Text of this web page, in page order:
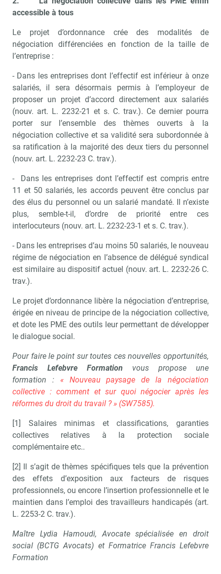
accessible à tous
Le projet d’ordonnance crée des modalités de
négociation différenciées en fonction de la taille de
l’entreprise :
- Dans les entreprises dont l’effectif est inférieur à onze
salariés, il sera désormais permis à l’employeur de
proposer un projet d’accord directement aux salariés
(nouv. art. L. 2232-21 et s. C. trav.). Ce dernier pourra
porter sur l’ensemble des thèmes ouverts à la
négociation collective et sa validité sera subordonnée à
sa ratification à la majorité des deux tiers du personnel
(nouv. art. L. 2232-23 C. trav.).
- Dans les entreprises dont l’effectif est compris entre
11 et 50 salariés, les accords peuvent être conclus par
des élus du personnel ou un salarié mandaté. Il n’existe
plus, semble-t-il, d’ordre de priorité entre ces
interlocuteurs (nouv. art. L. 2232-23-1 et s. C. trav.).
- Dans les entreprises d’au moins 50 salariés, le nouveau
régime de négociation en l’absence de délégué syndical
est similaire au dispositif actuel (nouv. art. L. 2232-26 C.
trav.).
Le projet d’ordonnance libère la négociation d’entreprise,
érigée en niveau de principe de la négociation collective,
et dote les PME des outils leur permettant de développer
le dialogue social.
Pour faire le point sur toutes ces nouvelles opportunités,
Francis Lefebvre Formation vous propose une
formation : « Nouveau paysage de la négociation
collective : comment et sur quoi négocier après les
réformes du droit du travail ? » (SW7585).
[1] Salaires minimas et classifications, garanties
collectives relatives à la protection sociale
complémentaire etc..
[2] Il s’agit de thèmes spécifiques tels que la prévention
des effets d’exposition aux facteurs de risques
professionnels, ou encore l’insertion professionnelle et le
maintien dans l’emploi des travailleurs handicapés (art.
L. 2253-2 C. trav.).
Maître Lydia Hamoudi, Avocate spécialisée en droit
social (BCTG Avocats) et Formatrice Francis Lefebvre
Formation